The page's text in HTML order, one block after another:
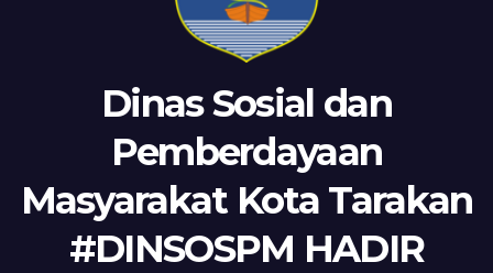
Dinas Sosial dan
Pemberdayaan
Masyarakat Kota Tarakan
#DINSOSPM HADIR